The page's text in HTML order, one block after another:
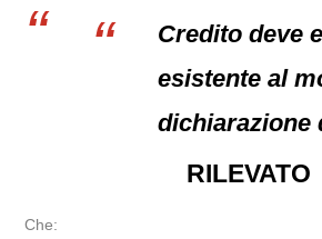
Credito deve
esistente al
dichiarazione
RILEVATO
Che: